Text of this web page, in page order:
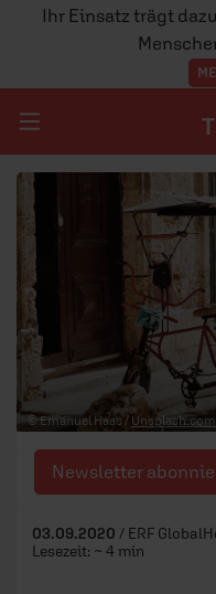
Ihr Einsatz trägt
Navigation überspringen
Themen
DOSSIERS
GLAUBE
MENSCHEN
GESELLSCHAFT
TEAM
© Emanuel Haas / Unsplash.com
Newsletter
03.09.2020 / ERF
Lesezeit: ~ 4 min